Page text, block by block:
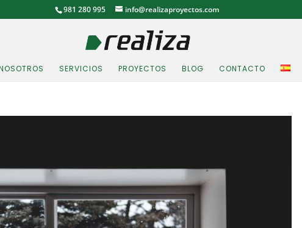
981 280 995 info@realizaproyectos.com
SERVICIOS PROYECTOS BLOG CONTACTO